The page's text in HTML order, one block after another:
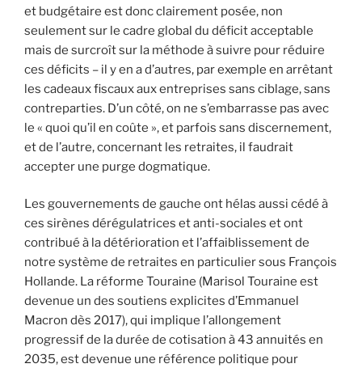
et budgétaire est donc clairement posée, non
seulement sur le cadre global du déficit acceptable
mais de surcroît sur la méthode à suivre pour réduire
ces déficits – il y en a d’autres, par exemple en arrêtant
les cadeaux fiscaux aux entreprises sans ciblage, sans
contreparties. D’un côté, on ne s’embarrasse pas avec
le « quoi qu’il en coûte », et parfois sans discernement,
et de l’autre, concernant les retraites, il faudrait
accepter une purge dogmatique.
Les gouvernements de gauche ont hélas aussi cédé à
ces sirènes dérégulatrices et anti-sociales et ont
contribué à la détérioration et l’affaiblissement de
notre système de retraites en particulier sous François
Hollande. La réforme Touraine (Marisol Touraine est
devenue un des soutiens explicites d’Emmanuel
Macron dès 2017), qui implique l’allongement
progressif de la durée de cotisation à 43 annuités en
2035, est devenue une référence politique pour